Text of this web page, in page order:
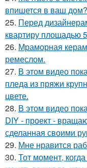
впишется в ваш дом?
25. Перед
квартиру площадью
26. Мраморная
ремеслом.
27. В этом видео
пледа из пряжи
цвете.
28. В этом видео
DIY - проект -
сделанная своими
29. Мне нравится
30. Тот момент,